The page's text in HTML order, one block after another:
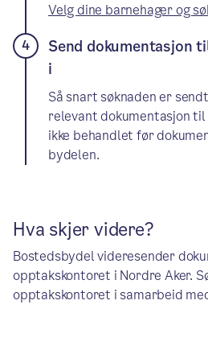
Velg dine barnehager og
Send dokumentasjon
i
Så snart søknaden er
relevant dokumentasjon
ikke behandlet før
bydelen.
Hva skjer videre?
Bostedsbydel videresender
opptakskontoret i Nordre Aker.
opptakskontoret i samarbeid